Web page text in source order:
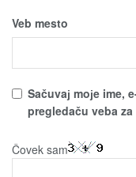
Veb mesto
Sačuvaј moјe
pregledaču veba
Čovek sam